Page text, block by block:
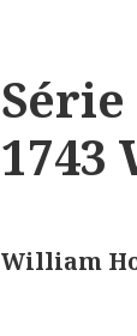
William